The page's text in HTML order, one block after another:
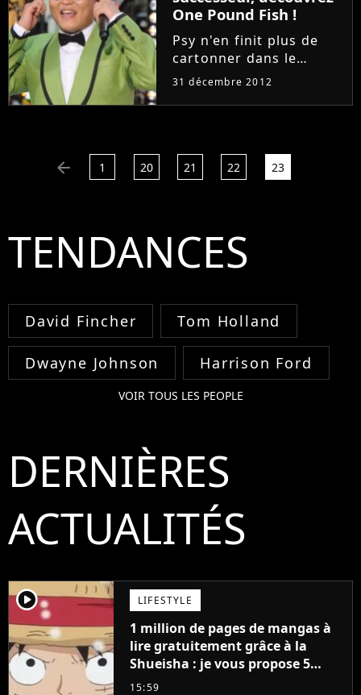
Sanders, mais aussi
Justin...
One Pound Fish !
Psy n'en finit plus de
cartonner dans le
monde entier avec sa
Style. Le chanteur sud-
décalée et sa célèbre
"danse du...
31 décembre 2012
arrow_left 1 20 21 22 23
TENDANCES
David Fincher Tom Holland
Dwayne Johnson Harrison Ford
VOIR TOUS LES PEOPLE
DERNIÈRES
ACTUALITÉS
player2 LIFESTYLE
1 million de pages de mangas à
lire gratuitement grâce à la
Shueisha : je vous propose 5
mangas jamais sortis en France
15:59